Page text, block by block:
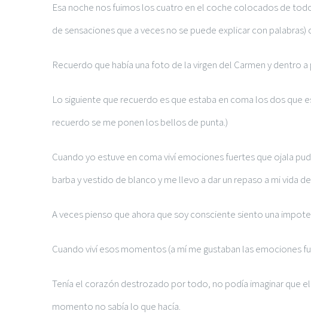
Esa noche nos fuimos los cuatro en el coche colocados de
de sensaciones que a veces no se puede explicar con
Recuerdo que había una foto de la virgen del Carmen y dentro
Lo siguiente que recuerdo es que estaba en coma los dos que
recuerdo se me ponen los bellos de punta.)
Cuando yo estuve en coma viví emociones fuertes que ojala
barba y vestido de blanco y me llevo a dar un repaso a mi vida
A veces pienso que ahora que soy consciente siento una
Cuando viví esos momentos (a mí me gustaban las
Tenía el corazón destrozado por todo, no podía imaginar que
momento no sabía lo que hacía.